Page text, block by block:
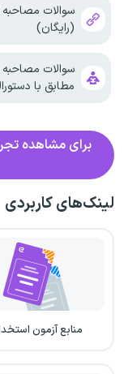
سوالات مصاحبه
(رایگان)
سوالات
مطابق با
برای مشاهده
لینک‌های کاربردی
منابع آزمون